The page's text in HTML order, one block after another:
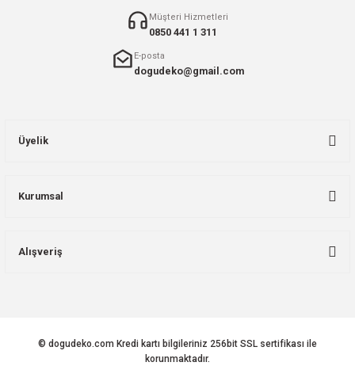
Müşteri Hizmetleri
0850 441 1 311
E-posta
dogudeko@gmail.com
Üyelik
Kurumsal
Alışveriş
© dogudeko.com Kredi kartı bilgileriniz 256bit SSL sertifikası ile
korunmaktadır.